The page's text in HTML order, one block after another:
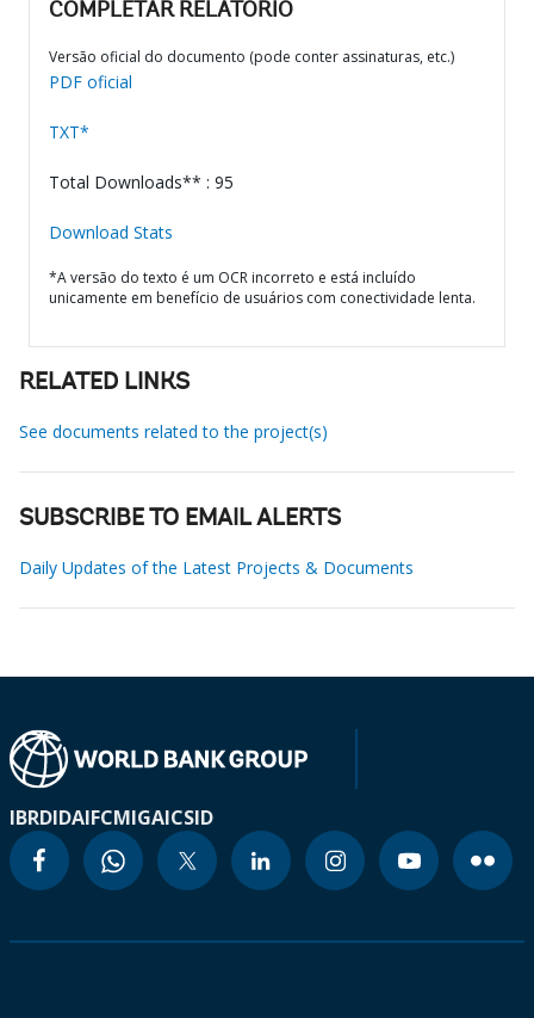
COMPLETAR RELATÓRIO
Versão oficial do documento (pode conter assinaturas, etc.)
PDF oficial
TXT*
Total Downloads** : 95
Download Stats
*A versão do texto é um OCR incorreto e está incluído
unicamente em benefício de usuários com conectividade lenta.
RELATED LINKS
See documents related to the project(s)
SUBSCRIBE TO EMAIL ALERTS
Daily Updates of the Latest Projects & Documents
IBRDIDAIFCMIGAICSID